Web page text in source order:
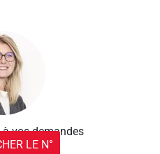
vos demandes
LE N°